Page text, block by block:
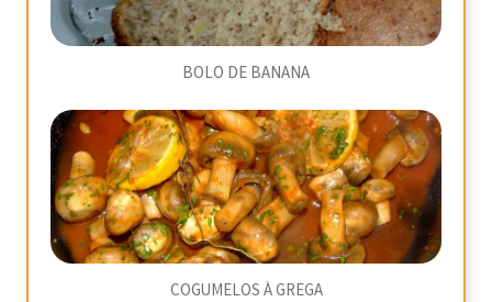
BOLO DE BANANA
COGUMELOS À GREGA